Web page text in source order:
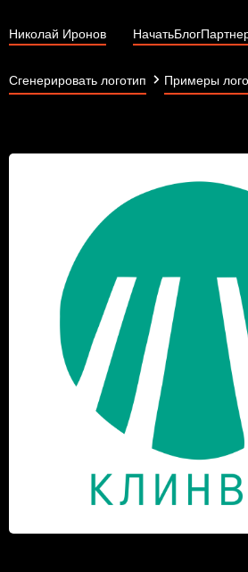
Николай Иронов НачатьБлог
Сгенерировать логотип Примеры